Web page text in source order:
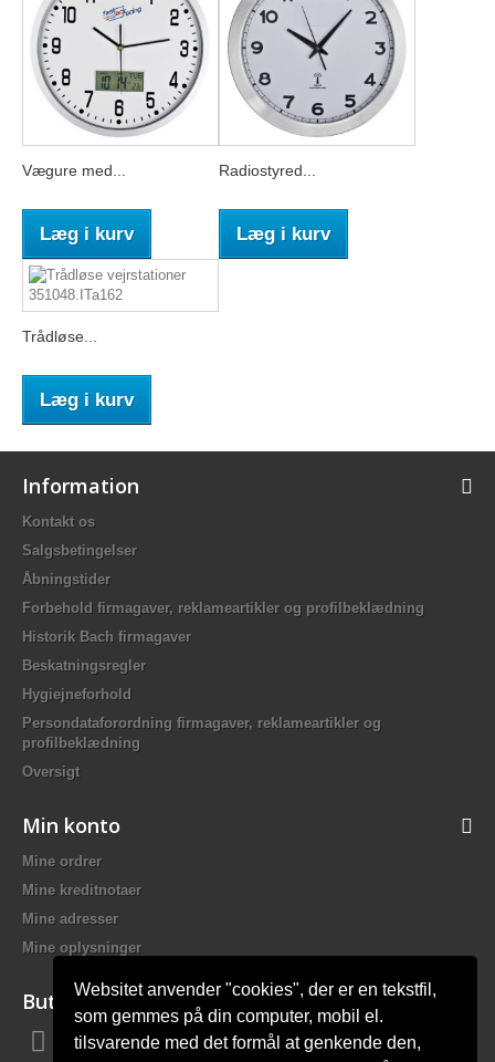
Websitet anvender "cookies", der er en tekstfil,
som gemmes på din computer, mobil el.
tilsvarende med det formål at genkende den,
Vægure med...
Læg i kurv
Radiostyred...
Læg i kurv
Trådløse...
Læg i kurv
Information
Kontakt os
Salgsbetingelser
Åbningstider
Forbehold firmagaver, reklameartikler og profilbeklædning
Historik Bach firmagaver
Beskatningsregler
Hygiejneforhold
Persondataforordning firmagaver, reklameartikler og
profilbeklædning
Oversigt
Min konto
Mine ordrer
Mine kreditnotaer
Mine adresser
Mine oplysninger
Butiksinformation
Bach Promotion, Trafikskolevej 2 7400 Herning Danmark